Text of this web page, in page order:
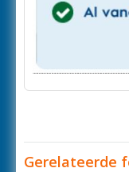
Gerelateerde